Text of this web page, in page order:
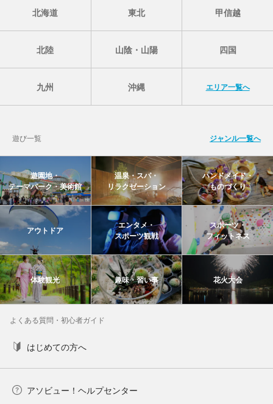
北海道 東北 甲信越
北陸 山陰・山陽 四国
九州 沖縄 エリア一覧へ
遊び一覧 ジャンル一覧へ
遊園地・
テーマパーク・美術館
温泉・スパ・
リラクゼーション
ハンドメイド・
ものづくり
アウトドア
エンタメ・
スポーツ観戦
スポーツ・
フィットネス
体験観光 趣味・習い事 花火大会
よくある質問・初心者ガイド
はじめての方へ
アソビュー！ヘルプセンター